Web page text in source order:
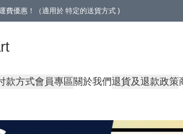
費優惠！（適用於 特定的送貨方式 )
款方式會員專區關於我們退貨及退款政策